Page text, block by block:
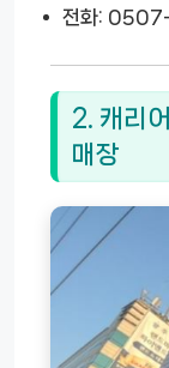
전화:
2. 캐리
매장